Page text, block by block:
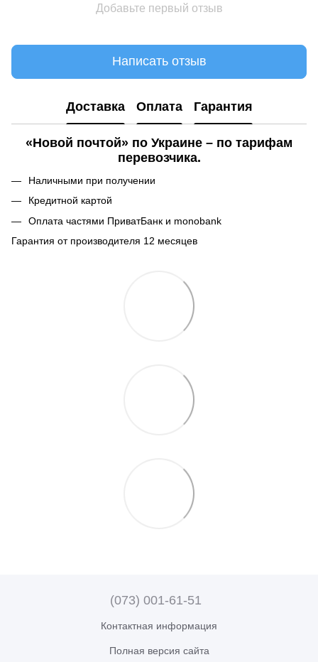
Добавьте первый отзыв
Написать отзыв
Доставка Оплата Гарантия
«Новой почтой» по Украине – по тарифам
перевозчика.
Наличными при получении
Кредитной картой
Оплата частями ПриватБанк и monobank
Гарантия от производителя 12 месяцев
(073) 001-61-51
Контактная информация
Полная версия сайта